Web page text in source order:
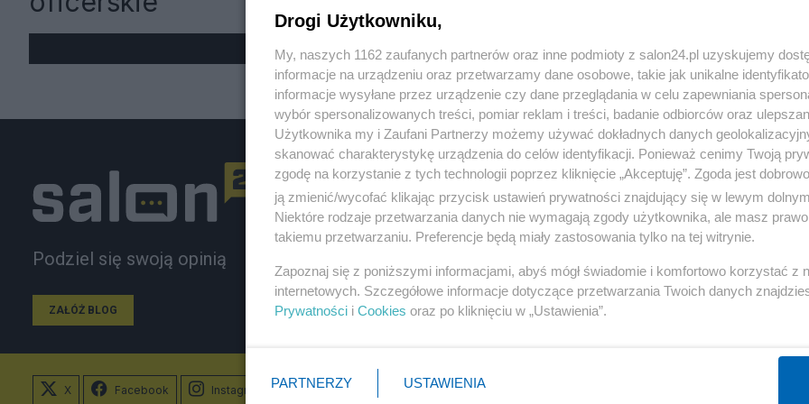
« WRÓĆ DO NOTKI
Podziel się swoją opinią
ZAŁÓŻ BLOG
Polityka
Rosja
PiS
Prezydent
NATO
Gospodarka
Biznes
Pieniądze
Inwestycje
Podatki
X Facebook Instagram
Drogi Użytkowniku,
My, naszych 1162 zaufanych partnerów oraz inne podmioty z salon24.pl uzyskujemy
informacje na urządzeniu oraz przetwarzamy dane osobowe, takie jak unikalne
informacje wysyłane przez urządzenie czy dane przeglądania w celu zapewniania
wybór spersonalizowanych treści, pomiar reklam i treści, badanie odbiorców oraz
Użytkownika my i Zaufani Partnerzy możemy używać dokładnych danych
skanować charakterystykę urządzenia do celów identyfikacji. Ponieważ cenimy Twoją
zgodę na korzystanie z tych technologii poprzez kliknięcie „Akceptuję”. Zgoda jest
ją zmienić/wycofać klikając przycisk ustawień prywatności znajdujący się w lewym
Niektóre rodzaje przetwarzania danych nie wymagają zgody użytkownika, ale masz
takiemu przetwarzaniu. Preferencje będą miały zastosowania tylko na tej witrynie.
Zapoznaj się z poniższymi informacjami, abyś mógł świadomie i komfortowo korzystać z
internetowych. Szczegółowe informacje dotyczące przetwarzania Twoich danych
Prywatności i Cookies oraz po kliknięciu w „Ustawienia”.
PARTNERZY USTAWIENIA